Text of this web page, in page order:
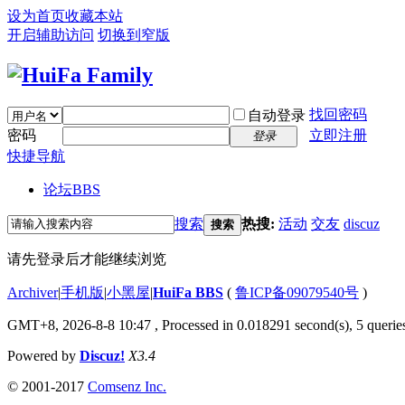
设为首页收藏本站
开启辅助访问 切换到窄版
自动登录 找回密码
密码
登录
立即注册
快捷导航
论坛BBS
搜索 搜索 热搜: 活动 交友 discuz
请先登录后才能继续浏览
Archiver|手机版|小黑屋|HuiFa BBS ( 鲁ICP备09079540号 )
GMT+8, 2026-8-8 10:47 , Processed in 0.018291 second(s), 5
Powered by Discuz! X3.4
© 2001-2017 Comsenz Inc.